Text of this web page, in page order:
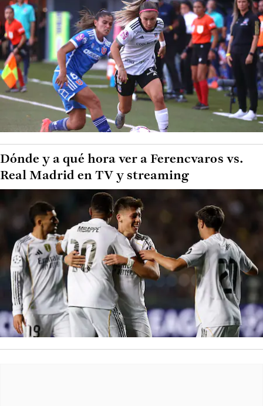
Dónde y a qué hora ver a Ferencvaros vs.
Real Madrid en TV y streaming